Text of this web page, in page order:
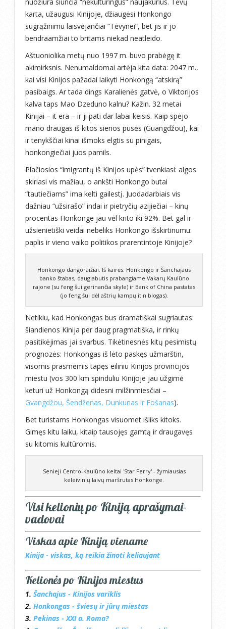
karta, užaugusi Kinijoje, džiaugėsi Honkongo
sugrąžinimu laisvėjančiai “Tėvynei”, bet jis ir jo
bendraamžiai to britams niekad neatleido.
Aštuoniolika metų nuo 1997 m. buvo prabėgę it
akimirksnis. Nenumaldomai artėja kita data: 2047 m.,
kai visi Kinijos pažadai laikyti Honkongą “atskirą”
pasibaigs. Ar tada dings Karalienės gatvė, o Viktorijos
kalva taps Mao Dzeduno kalnu? Kažin. 32 metai
Kinijai – it era – ir ji pati dar labai keisis. Kaip spėjo
mano draugas iš kitos sienos pusės (Guangdžou), kai
ir tenykščiai kinai išmoks elgtis su pinigais,
honkongiečiai juos pamils.
Plačiosios “imigrantų iš Kinijos upės” tvenkiasi: algos
skiriasi vis mažiau, o ankšti Honkongo butai
“tautiečiams” ima kelti gailestį. Juodadarbiais vis
dažniau “užsirašo” indai ir pietryčių azijiečiai – kinų
procentas Honkonge jau vėl krito iki 92%. Bet gal ir
užsienietiški veidai nebeliks Honkongo išskirtinumu:
paplis ir vieno vaiko politikos prarentintoje Kinijoje?
Honkongo dangoraižiai. Iš kairės: Honkongo ir Šanchajaus
banko štabas, daugiabutis prabangiame Vakarų Kaulūno
rajone (su feng šui gerinančia skyle) ir Bank of China pastatas
(jo feng šui dėl aštrių kampų itin blogas).
Netikiu, kad Honkongas bus dramatiškai sugriautas:
šiandienos Kinija per daug pragmatiška, ir rinkų
pasitikėjimas jai svarbus. Tikėtinesnės kitų pesimistų
prognozės: Honkongas iš lėto paskęs užmarštin,
visomis prasmėmis tapęs eiliniu Kinijos provincijos
miestu (vos 300 km spinduliu Kinijoje jau užgimė
keturi už Honkongą didesni milžinmiesčiai –
Gvangdžou, Šendženas, Dunkunas ir Fošanas).
Bet turistams Honkongas visuomet išliks kitoks.
Gimęs kitu laiku, kitaip tausojęs gamtą ir draugavęs
su kitomis kultūromis.
Senieji Centro-Kaulūno keltai 'Star Ferry' - žymiausias
keleivinių laivų maršrutas Honkonge.
Visi kelionių po Kiniją aprašymai-
vadovai
Viskas apie Kiniją viename
Kinija - viskas, ką reikia žinoti keliaujant
Kelionės po Kinijos miestus
1. Šanchajus - Kinijos variklis
2. Honkongas - šviesų ir jūrų miestas
3. Pekinas - XXI a. Roma?